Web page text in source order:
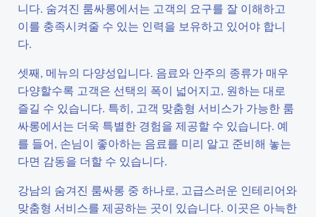
니다. 숨겨진 룸싸롱에서는 고객의 요구를 잘 이해하고
이를 충족시켜줄 수 있는 인력을 보유하고 있어야 합니
다.
셋째, 메뉴의 다양성입니다. 음료와 안주의 종류가 매우
다양할수록 고객은 선택의 폭이 넓어지고, 원하는 대로
즐길 수 있습니다. 특히, 고객 맞춤형 서비스가 가능한 룸
싸롱에서는 더욱 특별한 경험을 제공할 수 있습니다. 예
를 들어, 손님이 좋아하는 음료를 미리 알고 준비해 놓는
다면 감동을 더할 수 있습니다.
강남의 숨겨진 룸싸롱 중 하나로, 고급스러운 인테리어와
맞춤형 서비스를 제공하는 곳이 있습니다. 이곳은 아늑한